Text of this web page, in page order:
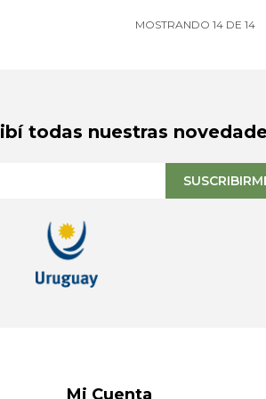
MOSTRANDO 14DE 14
Mi Cuenta
todas nuestras